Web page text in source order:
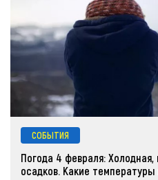
СОБЫТИЯ
Погода 4 февраля: Холодная,
осадков. Какие